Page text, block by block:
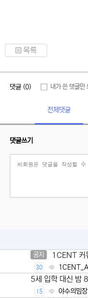
목록
댓글 (0) 내가 쓴 댓글만
전체댓글
댓글쓰기
공지 1CENT 커
30
min
5세 입학 대신 밤
났다
15 야수의밈장